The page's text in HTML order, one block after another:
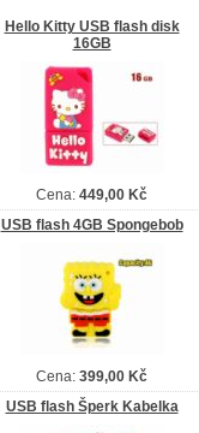
Hello Kitty USB flash disk
16GB
Cena: 449,00 Kč
USB flash 4GB Spongebob
Cena: 399,00 Kč
USB flash Šperk Kabelka